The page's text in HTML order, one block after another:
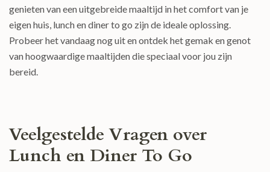
genieten van een uitgebreide maaltijd in het comfort van je
eigen huis, lunch en diner to go zijn de ideale oplossing.
Probeer het vandaag nog uit en ontdek het gemak en genot
van hoogwaardige maaltijden die speciaal voor jou zijn
bereid.
Veelgestelde Vragen over
Lunch en Diner To Go